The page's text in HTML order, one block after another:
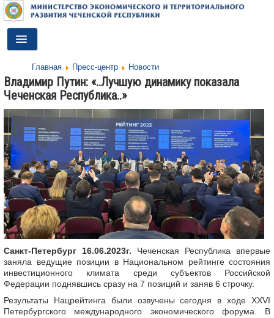
Toggle
Navigation
ДЕЯТЕЛЬНОСТЬ
О МИНИСТЕРСТВЕ
ДОКУМЕНТЫ
ПРЕСС-ЦЕНТР
ПРОТИВОДЕЙСТВИЕ КОРРУПЦИИ
АНТИТЕРРОР
ОБРАТНАЯ СВЯЗЬ
Главная Пресс-центр Новости
Владимир Путин: «..Лучшую динамику показала
Чеченская Республика..»
Санкт-Петербург 16.06.2023г. Чеченская Республика впервые
заняла ведущие позиции в Национальном рейтинге состояния
инвестиционного климата среди субъектов Российской
Федерации поднявшись сразу на 7 позиций и заняв 6 строчку.
Результаты Нацрейтинга были озвучены сегодня в ходе XXVI
Петербургского международного экономического форума. В